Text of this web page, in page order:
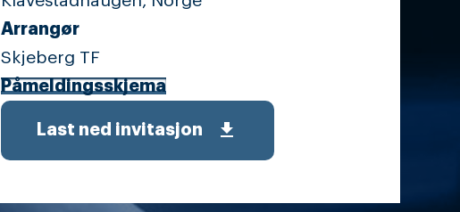
Arrangør
Skjeberg TF
Påmeldingsskjema
Last ned invitasjon get_app